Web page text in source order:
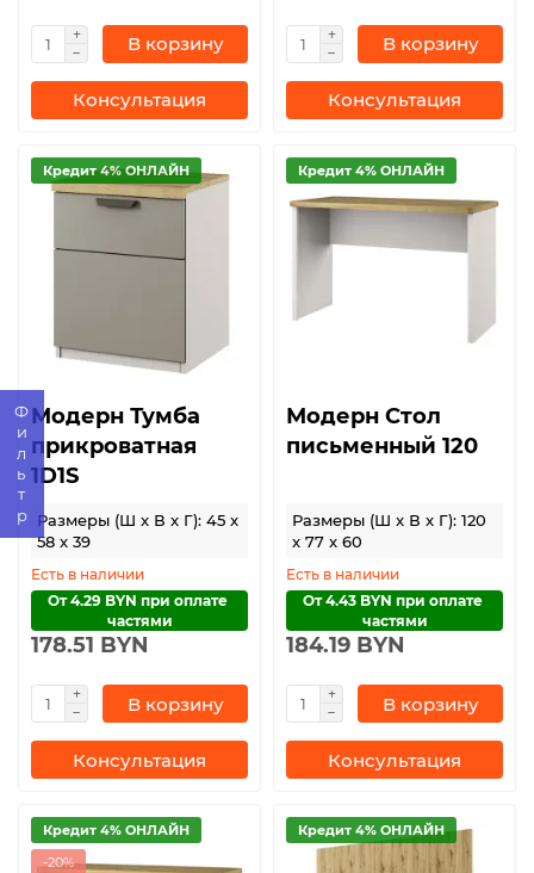
Фильтр
В корзину
Консультация
В корзину
Консультация
Кредит 4% ОНЛАЙН
Модерн Тумба
прикроватная
1D1S
Размеры (Ш x В x Г): 45 x
58 x 39
Есть в наличии
От 4.29 BYN при оплате
частями
178.51 BYN
В корзину
Консультация
Кредит 4% ОНЛАЙН
Модерн Стол
письменный 120
Размеры (Ш x В x Г): 120
x 77 x 60
Есть в наличии
От 4.43 BYN при оплате
частями
184.19 BYN
В корзину
Консультация
Кредит 4% ОНЛАЙН
-20%
Кредит 4% ОНЛАЙН